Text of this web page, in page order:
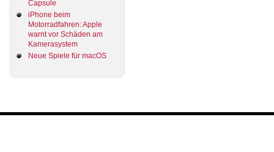
Capsule
iPhone beim
Motorradfahren: Apple
warnt vor Schäden am
Kamerasystem
Neue Spiele für macOS